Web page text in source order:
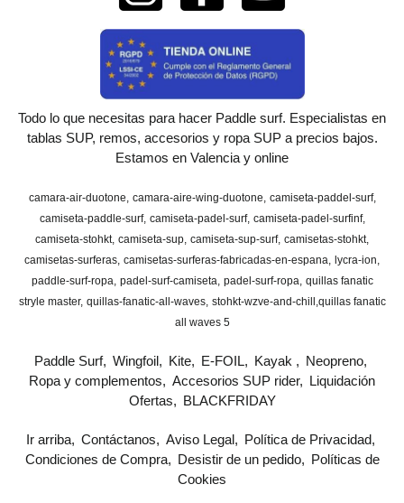
Todo lo que necesitas para hacer Paddle surf. Especialistas en
tablas SUP, remos, accesorios y ropa SUP a precios bajos.
Estamos en Valencia y online
camara-air-duotone camara-aire-wing-duotone camiseta-paddel-surf
camiseta-paddle-surf camiseta-padel-surf camiseta-padel-surfinf
camiseta-stohkt camiseta-sup camiseta-sup-surf camisetas-stohkt
camisetas-surferas camisetas-surferas-fabricadas-en-espana
lycra-ion
paddle-surf-ropa padel-surf-camiseta padel-surf-ropa quillas fanatic
stryle master quillas-fanatic-all-waves stohkt-wzve-and-chill
​quillas fanatic
all waves 5
Paddle Surf Wingfoil Kite E-FOIL Kayak
Neopreno
Ropa y complementos
Accesorios SUP rider
Liquidación
Ofertas
BLACKFRIDAY
Ir arriba Contáctanos Aviso Legal
Política de Privacidad
Condiciones de Compra
Desistir de un pedido
Políticas de
Cookies